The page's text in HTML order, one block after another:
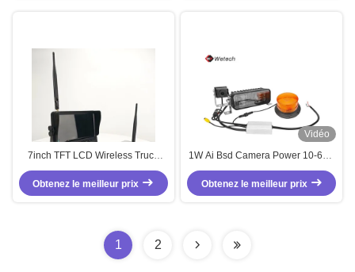
7inch TFT LCD Wireless Truck
Backup Camera
Obtenez le meilleur prix
Vidéo
1W Ai Bsd Camera Power 10-60V
DC Forklift Zone Safety Light with
Camera Camera and PC Lens
Material Beacon
Obtenez le meilleur prix
1 2